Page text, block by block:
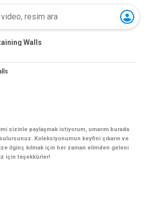
Walls
sizinle paylaşmak istiyorum, umarım burada
Koleksiyonumun keyfini çıkarın ve
ilginç kılmak için her zaman elimden geleni
için teşekkürler!